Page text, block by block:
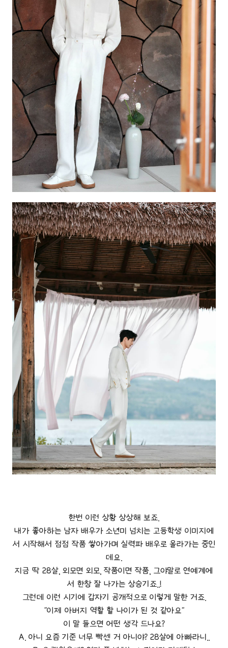
한번 이런 상황 상상해 보죠.
내가 좋아하는 남자 배우가 소년미 넘치는 고등학생 이미지에
서 시작해서 점점 작품 쌓아가며 실력파 배우로 올라가는 중인
데요.
지금 딱 28살, 외모면 외모, 작품이면 작품, 그야말로 연예계에
서 한창 잘 나가는 상승기죠..!
그런데 이런 시기에 갑자기 공개적으로 이렇게 말한 거죠.
"이제 아버지 역할 할 나이가 된 것 같아요"
이 말 들으면 어떤 생각 드나요?
A. 아니 요즘 기준 너무 빡센 거 아니야? 28살에 아빠라니..